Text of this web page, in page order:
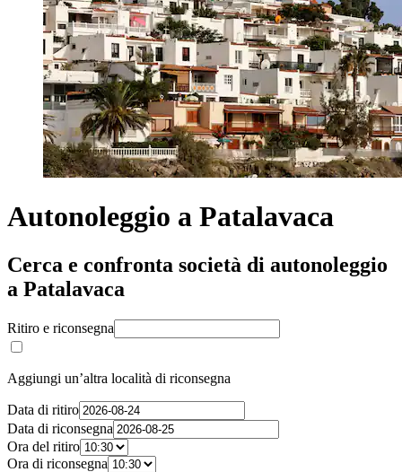
Autonoleggio a Patalavaca
Cerca e confronta società di autonoleggio
a Patalavaca
Ritiro e riconsegna
Aggiungi un’altra località di riconsegna
Data di ritiro
Data di riconsegna
Ora del ritiro
Ora di riconsegna